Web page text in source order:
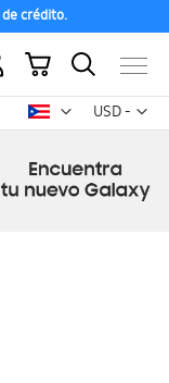
crédito.
USD -
dólar
Mi carrito